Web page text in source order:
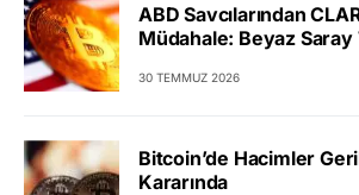
ABD Savcılarından
Müdahale: Beyaz Saray
30 TEMMUZ 2026
Bitcoin’de Hacimler
Kararında